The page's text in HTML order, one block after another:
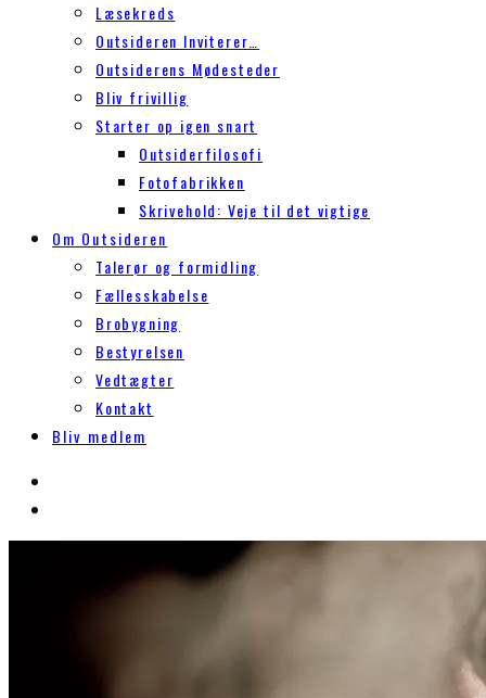
Læsekreds
Outsideren Inviterer…
Outsiderens Mødesteder
Bliv frivillig
Starter op igen snart
Outsiderfilosofi
Fotofabrikken
Skrivehold: Veje til det vigtige
Om Outsideren
Talerør og formidling
Fællesskabelse
Brobygning
Bestyrelsen
Vedtægter
Kontakt
Bliv medlem